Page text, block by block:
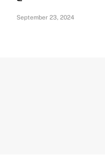
September 23, 2024